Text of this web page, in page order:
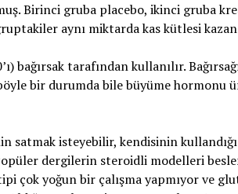
Birinci gruba placebo, ikinci gruba
aynı miktarda kas kütlesi
bağırsak tarafından kullanılır.
bir durumda bile büyüme hormonu
isteyebilir, kendisinin
dergilerin steroidli modelleri
çok yoğun bir çalışma yapmıyor ve